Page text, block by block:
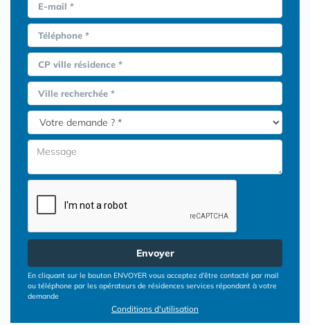
E-mail *
Téléphone *
CP ville résidence *
Ville recherchée *
Envoyer
En cliquant sur le bouton ENVOYER vous acceptez d’être contacté par mail
ou téléphone par les opérateurs de résidences services répondant à votre
demande
Conditions d'utilisation